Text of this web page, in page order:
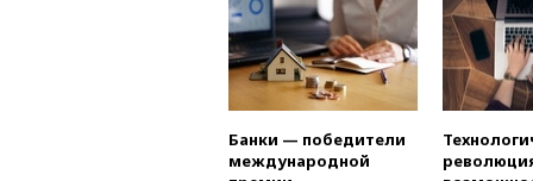
Банки — победители
международной